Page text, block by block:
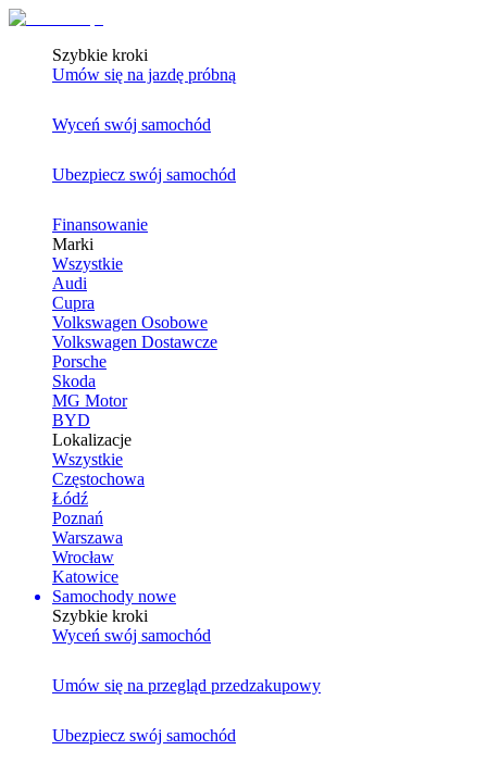
Szybkie kroki
Umów się na jazdę próbną
Wyceń swój samochód
Ubezpiecz swój samochód
Finansowanie
Marki
Wszystkie
Audi
Cupra
Volkswagen Osobowe
Volkswagen Dostawcze
Porsche
Skoda
MG Motor
BYD
Lokalizacje
Wszystkie
Częstochowa
Łódź
Poznań
Warszawa
Wrocław
Katowice
Samochody nowe
Szybkie kroki
Wyceń swój samochód
Umów się na przegląd przedzakupowy
Ubezpiecz swój samochód